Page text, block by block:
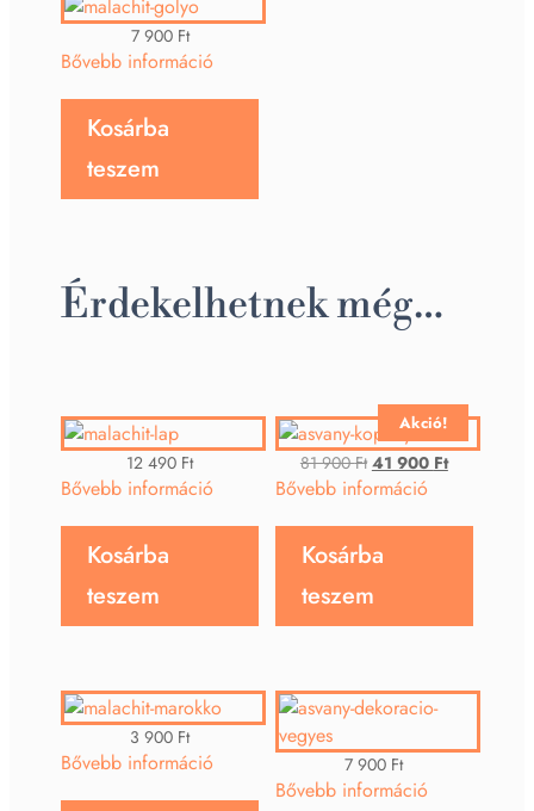
7 900 Ft
Bővebb információ
Kosárba
teszem
Érdekelhetnek még…
12 490 Ft
Bővebb információ
Kosárba
teszem
Akció!
81 900Ft Original
price
81
900 Ft.
41 900 FtCurrent
41
Bővebb információ
Kosárba
teszem
3 900 Ft
Bővebb információ 7 900 Ft
Bővebb információ